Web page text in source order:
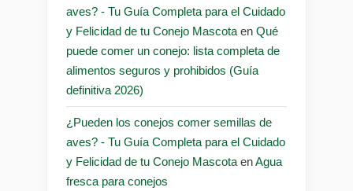
aves? - Tu Guía Completa para el Cuidado
y Felicidad de tu Conejo Mascota en Qué
puede comer un conejo: lista completa de
alimentos seguros y prohibidos (Guía
definitiva 2026)
¿Pueden los conejos comer semillas de
aves? - Tu Guía Completa para el Cuidado
y Felicidad de tu Conejo Mascota enAgua
fresca para conejos